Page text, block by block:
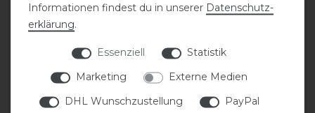
Streichkappe
Hufglocken
Informationen findest du in unserer Daten­schutz­
erklärung.
Essenziell
Statistik
Marketing
Externe Medien
DHL Wunschzustellung
PayPal